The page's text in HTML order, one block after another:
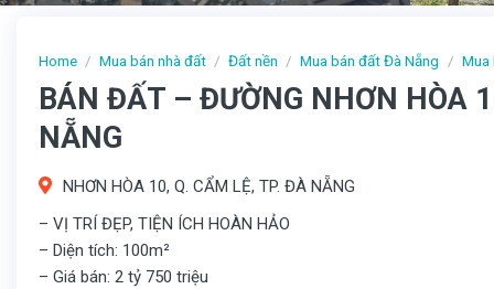
Home / Mua bán nhà đất / Đất nền / Mua bán đất Đà Nẵng / Mua
BÁN ĐẤT – ĐƯỜNG NHƠN HÒA
NẴNG
NHƠN HÒA 10, Q. CẨM LỆ, TP. ĐÀ NẴNG
– VỊ TRÍ ĐẸP, TIỆN ÍCH HOÀN HẢO
– Diện tích: 100m²
– Giá bán: 2 tỷ 750 triệu